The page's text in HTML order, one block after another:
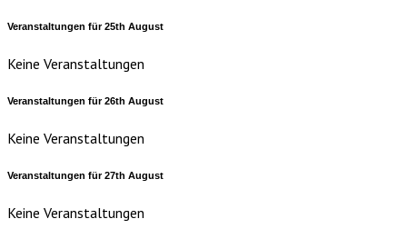
Veranstaltungen für25th August
Keine Veranstaltungen
Veranstaltungen für26th August
Keine Veranstaltungen
Veranstaltungen für27th August
Keine Veranstaltungen